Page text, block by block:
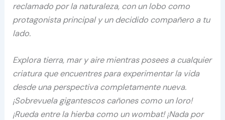
reclamado por la naturaleza, con un lobo como
protagonista principal y un decidido compañero a tu
lado.
Explora tierra, mar y aire mientras posees a cualquier
criatura que encuentres para experimentar la vida
desde una perspectiva completamente nueva.
¡Sobrevuela gigantescos cañones como un loro!
¡Rueda entre la hierba como un wombat! ¡Nada por